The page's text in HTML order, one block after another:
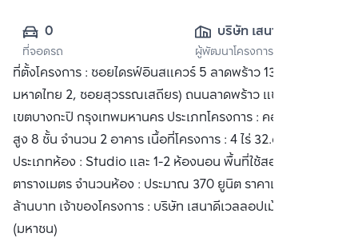
0
ที่จอดรถ
บริษัท เสนาดี
เวลลอปเมนท์
ผู้พัฒนาโครงการ
ที่ตั้งโครงการ : ซอยไดรฟ์อินสแควร์ 5 ลาดพร้าว 130 (ซอย
มหาดไทย 2, ซอยสุวรรณเสถียร) ถนนลาดพร้าว แขวงคลองจั่น
เขตบางกะปิ กรุงเทพมหานคร ประเภทโครงการ : คอนโดมิเนียม
สูง 8 ชั้น จำนวน 2 อาคาร เนื้อที่โครงการ : 4 ไร่ 32.6 ตารางวา
ประเภทห้อง : Studio และ 1-2 ห้องนอน พื้นที่ใช้สอย : 28-54
ตารางเมตร จำนวนห้อง : ประมาณ 370 ยูนิต ราคาเริ่มต้น : 1.1
ล้านบาท เจ้าของโครงการ : บริษัท เสนาดีเวลลอปเม้นท์ จำกัด
(มหาชน)